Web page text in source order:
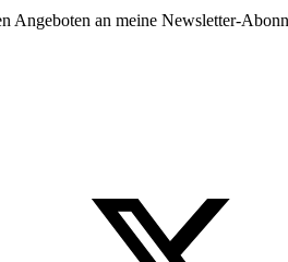
Angeboten an meine Newsletter-